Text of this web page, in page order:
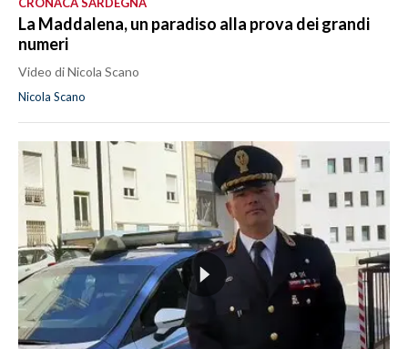
La Maddalena, un paradiso alla prova dei grandi
numeri
Video di Nicola Scano
Nicola Scano